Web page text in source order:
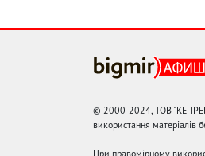
© 2000-2024, ТОВ
використання
При правомірному